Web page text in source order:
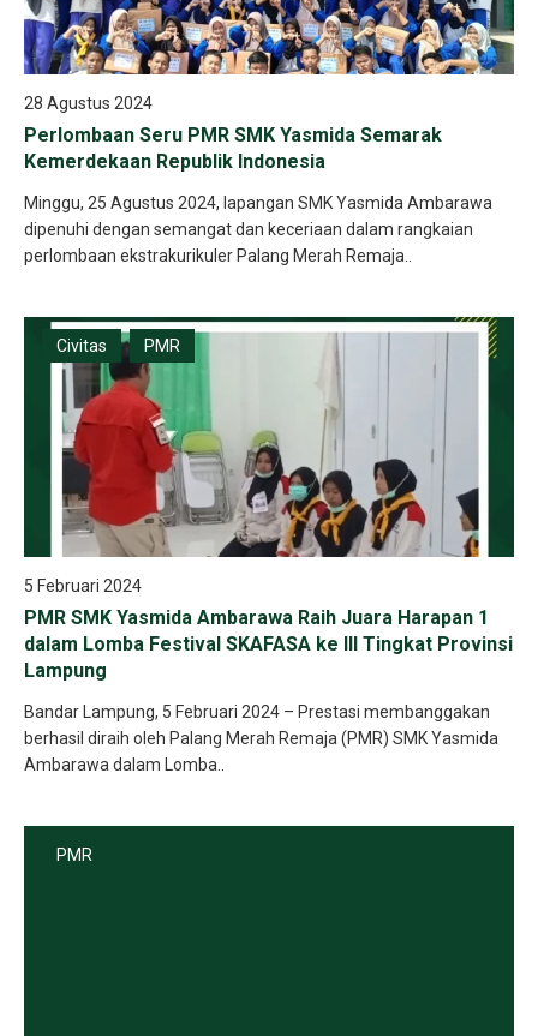
28 Agustus 2024
Perlombaan Seru PMR SMK Yasmida Semarak
Kemerdekaan Republik Indonesia
Minggu, 25 Agustus 2024, lapangan SMK Yasmida Ambarawa
dipenuhi dengan semangat dan keceriaan dalam rangkaian
perlombaan ekstrakurikuler Palang Merah Remaja..
Civitas PMR
5 Februari 2024
PMR SMK Yasmida Ambarawa Raih Juara Harapan 1
dalam Lomba Festival SKAFASA ke III Tingkat Provinsi
Lampung
Bandar Lampung, 5 Februari 2024 – Prestasi membanggakan
berhasil diraih oleh Palang Merah Remaja (PMR) SMK Yasmida
Ambarawa dalam Lomba..
PMR